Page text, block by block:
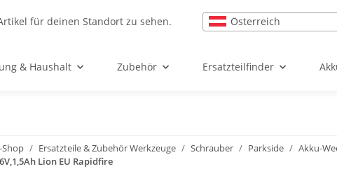
für deinen Standort zu sehen. Österreich
& Haushalt Zubehör Ersatzteilfinder
Shop Ersatzteile & Zubehör Werkzeuge Schrauber Parkside
Akku-
Lion EU Rapidfire